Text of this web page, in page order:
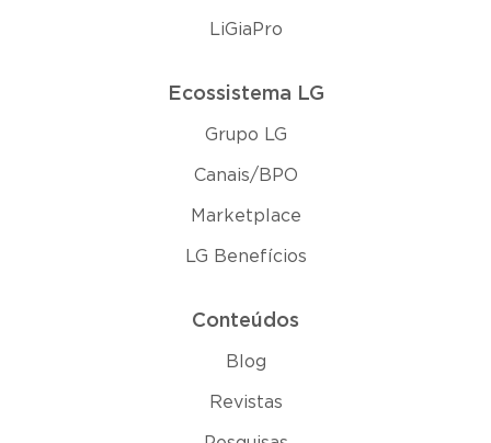
LiGiaPro
Ecossistema LG
Grupo LG
Canais/BPO
Marketplace
LG Benefícios
Conteúdos
Blog
Revistas